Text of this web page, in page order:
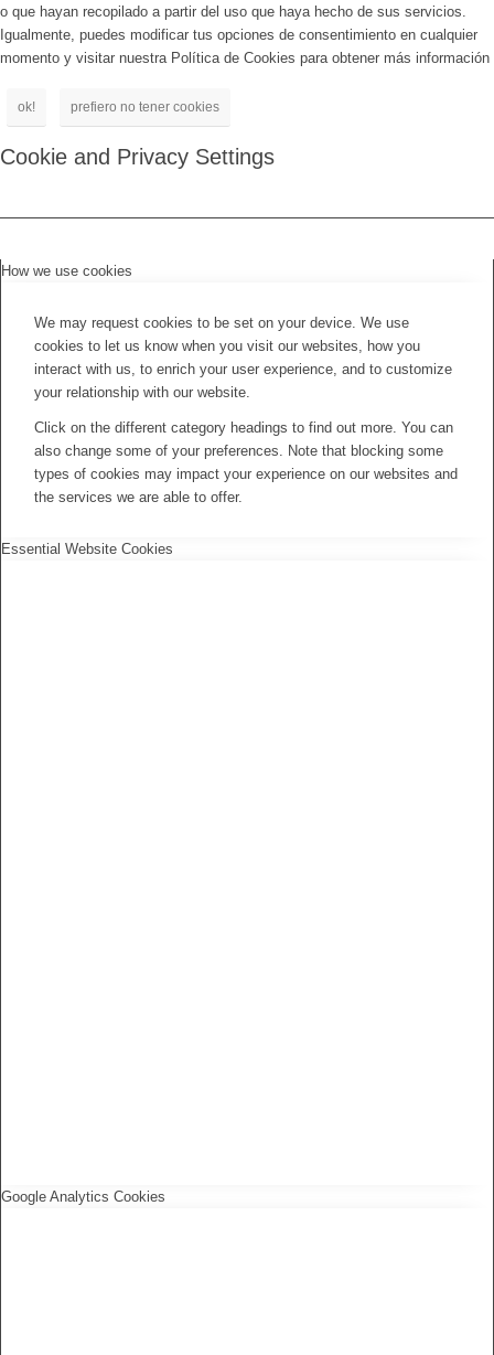
o que hayan recopilado a partir del uso que haya hecho de sus servicios.
Igualmente, puedes modificar tus opciones de consentimiento en cualquier
momento y visitar nuestra Política de Cookies para obtener más información
ok! prefiero no tener cookies
Cookie and Privacy Settings
How we use cookies
We may request cookies to be set on your device. We use
cookies to let us know when you visit our websites, how you
interact with us, to enrich your user experience, and to customize
your relationship with our website.
Click on the different category headings to find out more. You can
also change some of your preferences. Note that blocking some
types of cookies may impact your experience on our websites and
the services we are able to offer.
Essential Website Cookies
Google Analytics Cookies